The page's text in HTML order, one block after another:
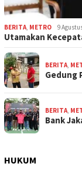
BERITA, METRO 9
Utamakan
BERITA,
Gedung
BERITA,
Bank
HUKUM